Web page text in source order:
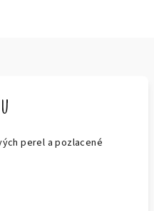
perel a pozlacené